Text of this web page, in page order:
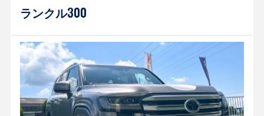
ランクル300